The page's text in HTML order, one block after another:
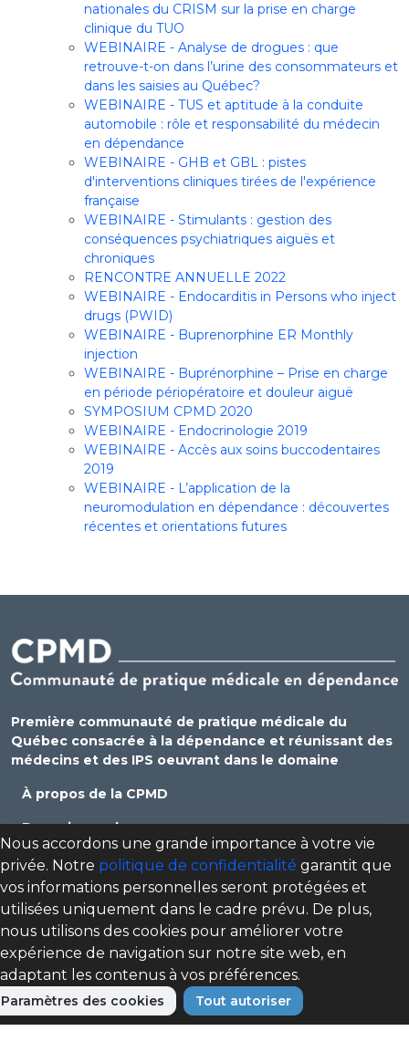
nationales du CRISM sur la prise en charge
clinique du TUO
WEBINAIRE - Analyse de drogues : que
retrouve-t-on dans l’urine des consommateurs et
dans les saisies au Québec?
WEBINAIRE - TUS et aptitude à la conduite
automobile : rôle et responsabilité du médecin
en dépendance
WEBINAIRE - GHB et GBL : pistes
d'interventions cliniques tirées de l'expérience
française
WEBINAIRE - Stimulants : gestion des
conséquences psychiatriques aiguës et
chroniques
RENCONTRE ANNUELLE 2022
WEBINAIRE - Endocarditis in Persons who inject
drugs (PWID)
WEBINAIRE - Buprenorphine ER Monthly
injection
WEBINAIRE - Buprénorphine – Prise en charge
en période périopératoire et douleur aiguë
SYMPOSIUM CPMD 2020
WEBINAIRE - Endocrinologie 2019
WEBINAIRE - Accès aux soins buccodentaires
2019
WEBINAIRE - L’application de la
neuromodulation en dépendance : découvertes
récentes et orientations futures
Première communauté de pratique médicale du
Québec consacrée à la dépendance et réunissant des
médecins et des IPS oeuvrant dans le domaine
À propos de la CPMD
Devenir membre
Se connecter
Nous joindre
Politique de confidentialité
Direction des programmes santé mentale, dépendance
et itinérance (DPSMDI) de Santé Québec Centre-Sud-de-
l'Île-de-Montréal – Universitaire
Nous accordons une grande importance à votre vie
privée. Notre politique de confidentialité garantit que
vos informations personnelles seront protégées et
utilisées uniquement dans le cadre prévu. De plus,
nous utilisons des cookies pour améliorer votre
expérience de navigation sur notre site web, en
adaptant les contenus à vos préférences.
Paramètres des cookies Tout autoriser